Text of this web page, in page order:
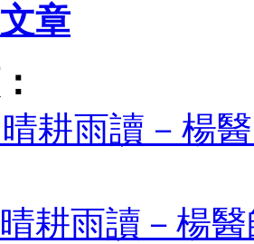
章
晴耕雨讀－楊
晴耕雨讀－楊